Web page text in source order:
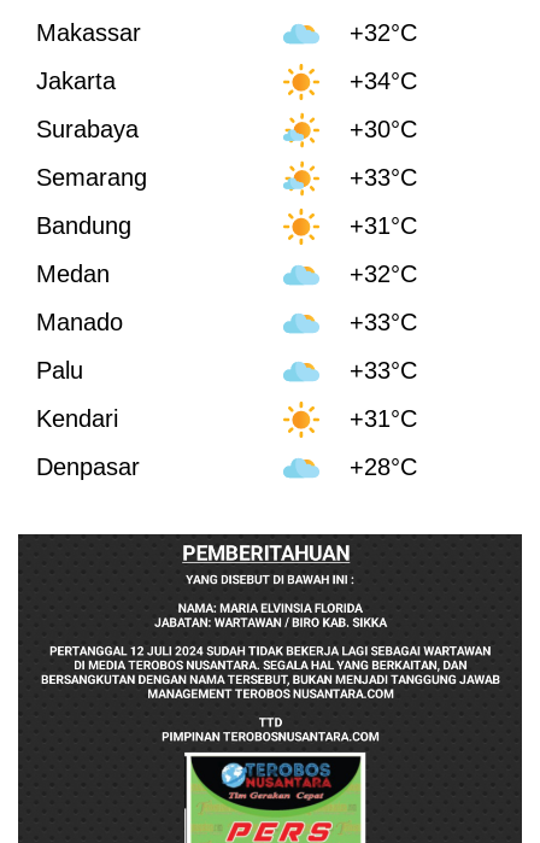
Makassar
+32°C
Jakarta
+34°C
Surabaya
+30°C
Semarang
+33°C
Bandung
+31°C
Medan
+32°C
Manado
+33°C
Palu
+33°C
Kendari
+31°C
Denpasar
+28°C